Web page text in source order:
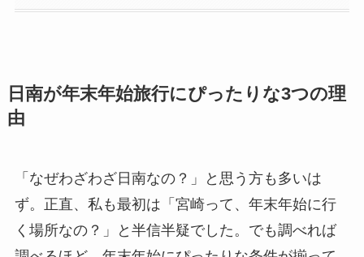
日南が年末年始旅行にぴったりな3つの理
由
「なぜわざわざ日南なの？」と思う方も多いは
ず。正直、私も最初は「宮崎って、年末年始に行
く場所なの？」と半信半疑でした。でも調べれば